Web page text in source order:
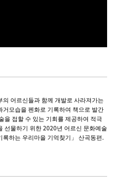
의 어르신들과 함께 개발로 사라져가는
거모습을 펜화로 기록하여 책으로 발간
을 접할 수 있는 기회를 제공하여 적극
선물하기 위한 2020년 어르신 문화예술
록하는 우리마을 기억찾기」 산곡동편.